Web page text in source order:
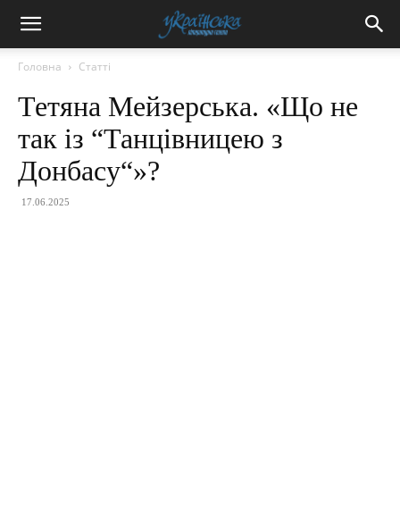
Головна Статті
Тетяна Мейзерська. «Що не
так із “Танцівницею з
Донбасу“»?
17.06.2025